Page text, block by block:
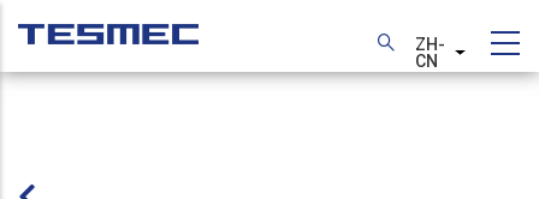
到
ZH-
CN
列出额外